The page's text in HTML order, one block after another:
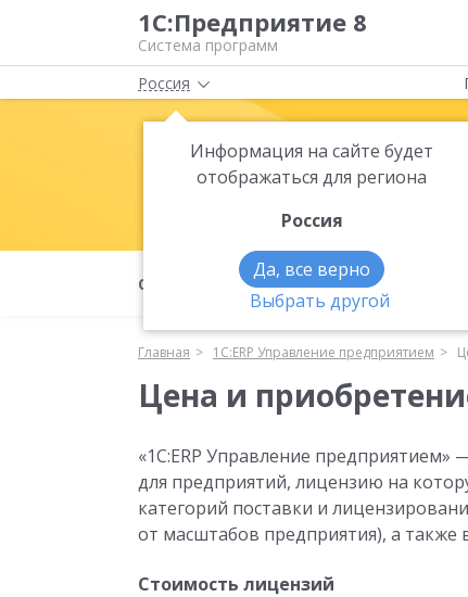
1С:Предприятие 8
Система программ
Россия
Информация на сайте будет
отображаться для региона
Россия
Да, все верно
Выбрать другой
1С:ERP
О продукте Преимущества
Главная 1С:ERP Управление предприятием
Цена и
«1С:ERP Управление предприятием»
для предприятий, лицензию на
категорий поставки и
от масштабов предприятия), а также
Стоимость лицензий